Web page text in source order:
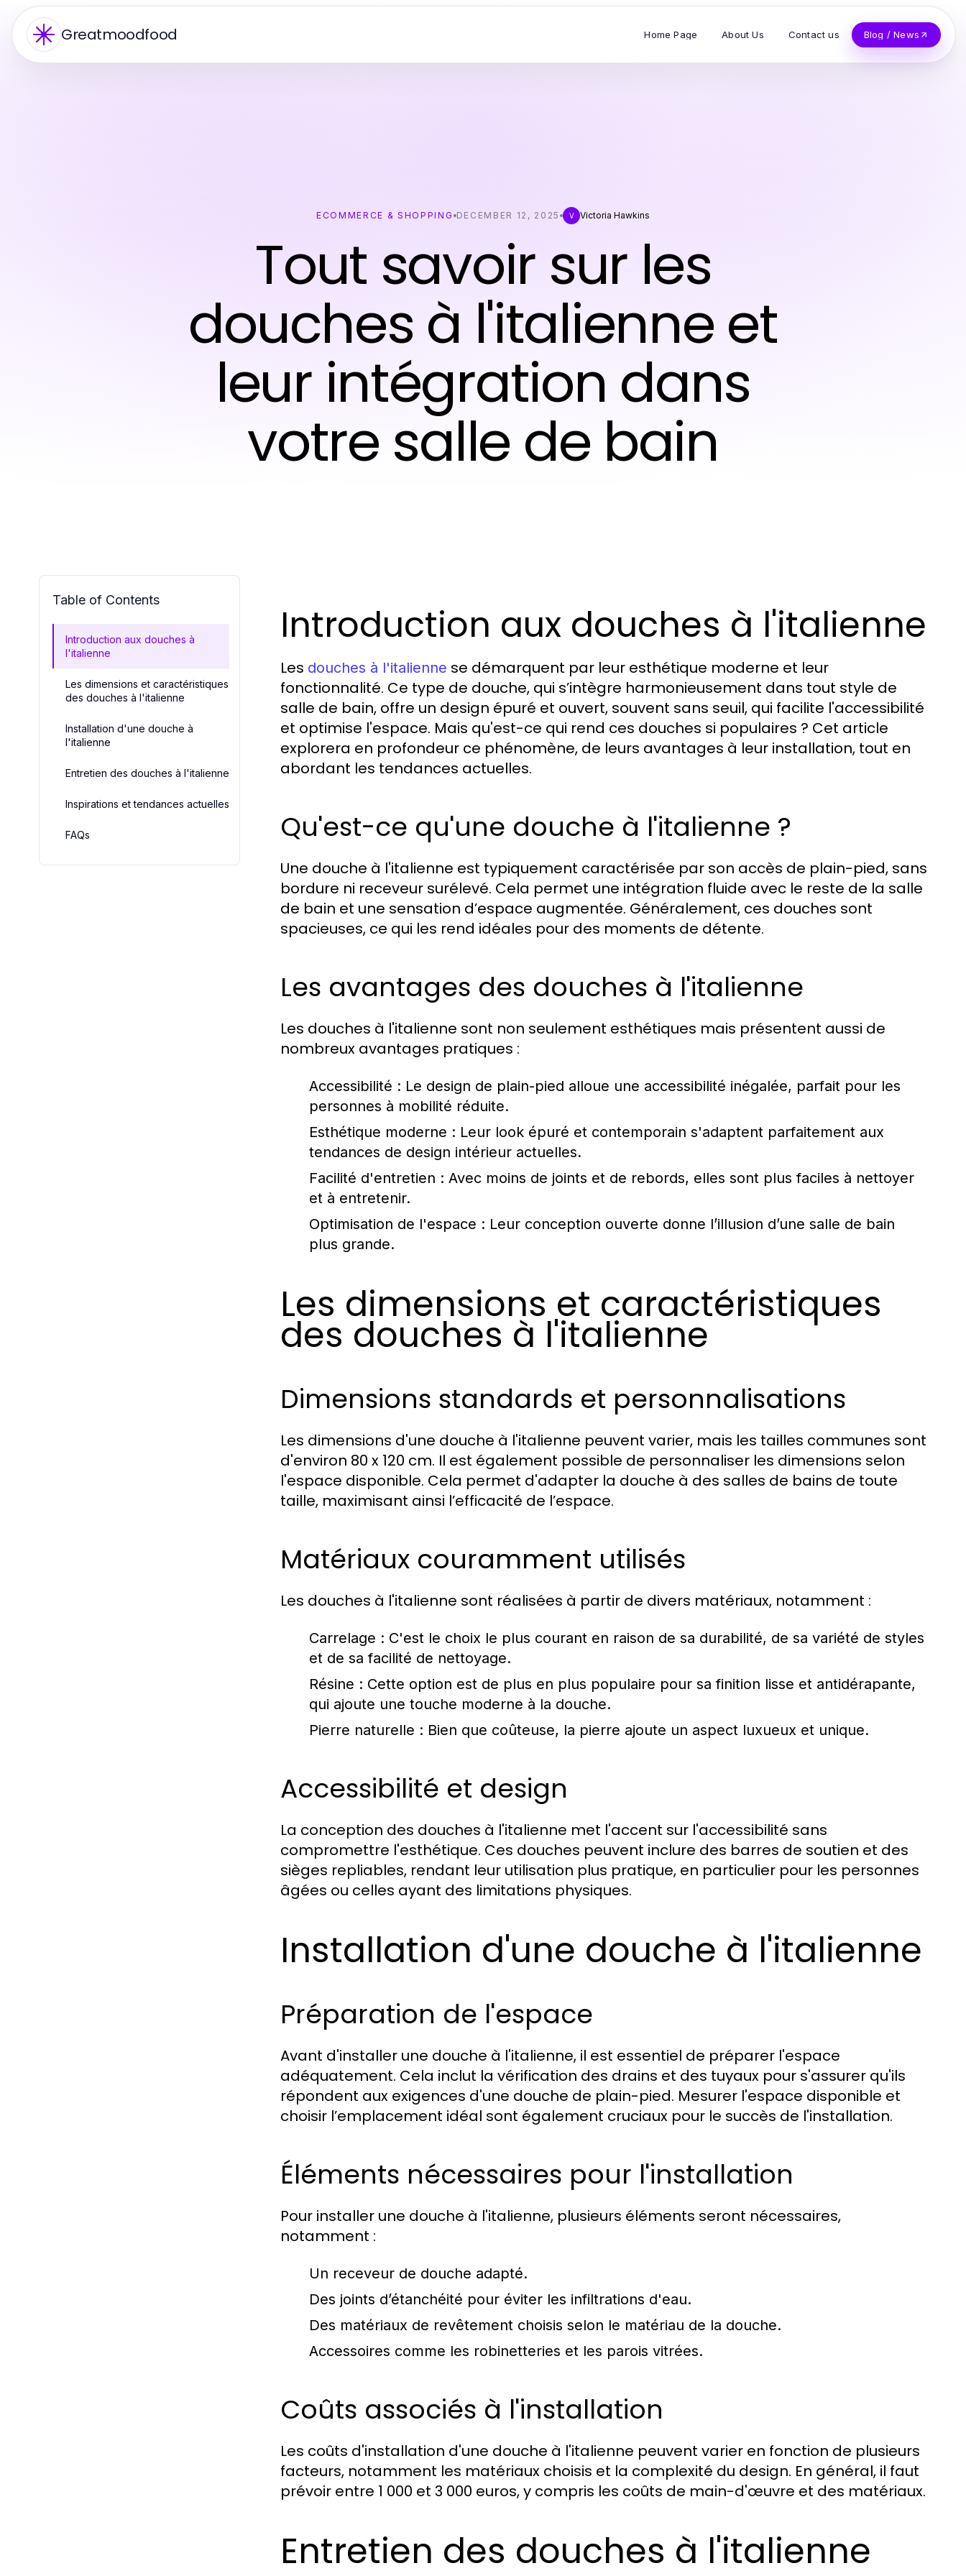
Greatmoodfood Home Page About Us Contact us Blog / News
ECOMMERCE & SHOPPING DECEMBER 12, 2025 V Victoria Hawkins
Tout savoir sur les
douches à l'italienne et
leur intégration dans
votre salle de bain
Table of Contents
Introduction aux douches à
l'italienne
Les dimensions et caractéristiques
des douches à l'italienne
Installation d'une douche à
l'italienne
Entretien des douches à l'italienne
Inspirations et tendances actuelles
FAQs
Introduction aux douches à l'italienne
Les douches à l'italienne se démarquent par leur esthétique moderne et leur
fonctionnalité. Ce type de douche, qui s’intègre harmonieusement dans tout style de
salle de bain, offre un design épuré et ouvert, souvent sans seuil, qui facilite l'accessibilité
et optimise l'espace. Mais qu'est-ce qui rend ces douches si populaires ? Cet article
explorera en profondeur ce phénomène, de leurs avantages à leur installation, tout en
abordant les tendances actuelles.
Qu'est-ce qu'une douche à l'italienne ?
Une douche à l'italienne est typiquement caractérisée par son accès de plain-pied, sans
bordure ni receveur surélevé. Cela permet une intégration fluide avec le reste de la salle
de bain et une sensation d’espace augmentée. Généralement, ces douches sont
spacieuses, ce qui les rend idéales pour des moments de détente.
Les avantages des douches à l'italienne
Les douches à l'italienne sont non seulement esthétiques mais présentent aussi de
nombreux avantages pratiques :
Accessibilité : Le design de plain-pied alloue une accessibilité inégalée, parfait pour les
personnes à mobilité réduite.
Esthétique moderne : Leur look épuré et contemporain s'adaptent parfaitement aux
tendances de design intérieur actuelles.
Facilité d'entretien : Avec moins de joints et de rebords, elles sont plus faciles à nettoyer
et à entretenir.
Optimisation de l'espace : Leur conception ouverte donne l’illusion d’une salle de bain
plus grande.
Les dimensions et caractéristiques
des douches à l'italienne
Dimensions standards et personnalisations
Les dimensions d'une douche à l'italienne peuvent varier, mais les tailles communes sont
d'environ 80 x 120 cm. Il est également possible de personnaliser les dimensions selon
l'espace disponible. Cela permet d'adapter la douche à des salles de bains de toute
taille, maximisant ainsi l’efficacité de l’espace.
Matériaux couramment utilisés
Les douches à l'italienne sont réalisées à partir de divers matériaux, notamment :
Carrelage : C'est le choix le plus courant en raison de sa durabilité, de sa variété de styles
et de sa facilité de nettoyage.
Résine : Cette option est de plus en plus populaire pour sa finition lisse et antidérapante,
qui ajoute une touche moderne à la douche.
Pierre naturelle : Bien que coûteuse, la pierre ajoute un aspect luxueux et unique.
Accessibilité et design
La conception des douches à l'italienne met l'accent sur l'accessibilité sans
compromettre l'esthétique. Ces douches peuvent inclure des barres de soutien et des
sièges repliables, rendant leur utilisation plus pratique, en particulier pour les personnes
âgées ou celles ayant des limitations physiques.
Installation d'une douche à l'italienne
Préparation de l'espace
Avant d'installer une douche à l'italienne, il est essentiel de préparer l'espace
adéquatement. Cela inclut la vérification des drains et des tuyaux pour s'assurer qu'ils
répondent aux exigences d'une douche de plain-pied. Mesurer l'espace disponible et
choisir l’emplacement idéal sont également cruciaux pour le succès de l'installation.
Éléments nécessaires pour l'installation
Pour installer une douche à l'italienne, plusieurs éléments seront nécessaires,
notamment :
Un receveur de douche adapté.
Des joints d’étanchéité pour éviter les infiltrations d'eau.
Des matériaux de revêtement choisis selon le matériau de la douche.
Accessoires comme les robinetteries et les parois vitrées.
Coûts associés à l'installation
Les coûts d'installation d'une douche à l'italienne peuvent varier en fonction de plusieurs
facteurs, notamment les matériaux choisis et la complexité du design. En général, il faut
prévoir entre 1 000 et 3 000 euros, y compris les coûts de main-d'œuvre et des matériaux.
Entretien des douches à l'italienne